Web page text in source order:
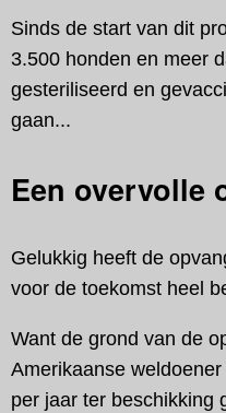
Sinds de start van dit
3.500 honden en meer
gesteriliseerd en
gaan...
Een overvolle
Gelukkig heeft de
voor de toekomst heel
Want de grond van de
Amerikaanse
per jaar ter beschikking